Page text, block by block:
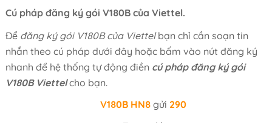
Cú pháp đăng ký gói V180B của Viettel.
Để đăng ký gói V180B của Viettelbạn chỉ cần soạn tin
nhắn theo cú pháp dưới đây hoặc bấm vào nút đăng ký
nhanh để hệ thống tự động điền cú pháp đăng ký gói
V180B Viettelcho bạn.
V180B HN8gửi 290